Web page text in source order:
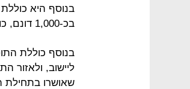
בכ-1,000 דונם, כולל זכויות בנייה בסך של 28 אלף מ"ר למסחר ולתעסוקה..
ליישוב, ולאזור